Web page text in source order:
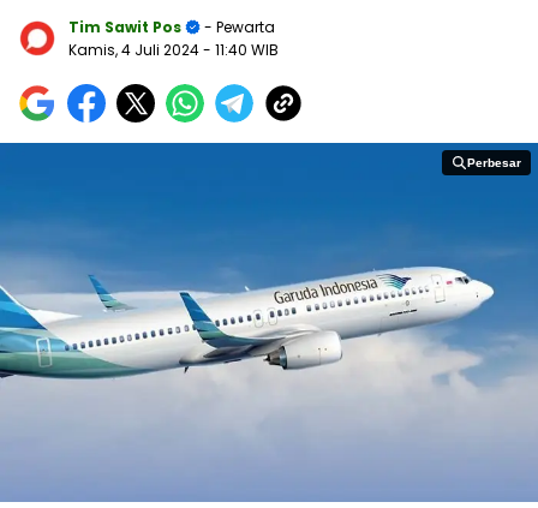
Tim Sawit Pos
- Pewarta
Kamis, 4 Juli 2024- 11:40 WIB
Perbesar
Perbesar